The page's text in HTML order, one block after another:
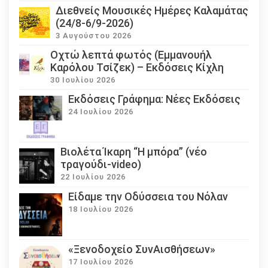
Διεθνείς Μουσικές Ημέρες Καλαμάτας
(24/8-6/9-2026)
3 Αυγούστου 2026
Οχτώ λεπτά φωτός (Εμμανουήλ
Καρόλου Τσίζεκ) – Εκδόσεις Κίχλη
30 Ιουλίου 2026
Εκδόσεις Γράφημα: Νέες Εκδόσεις
24 Ιουλίου 2026
Βιολέτα Ίκαρη “Η μπόρα” (νέο
τραγούδι-video)
22 Ιουλίου 2026
Eίδαμε την Οδύσσεια του Νόλαν
18 Ιουλίου 2026
«Ξενοδοχείο ΣυνΑισθήσεων»
17 Ιουλίου 2026